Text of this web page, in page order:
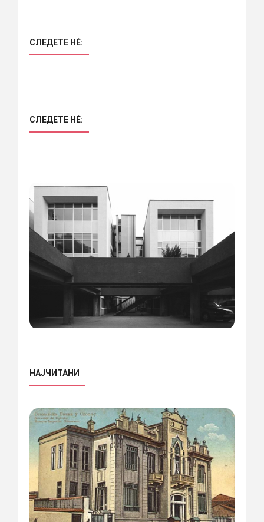
СЛЕДЕТЕ НÈ:
СЛЕДЕТЕ НÈ:
НАЈЧИТАНИ